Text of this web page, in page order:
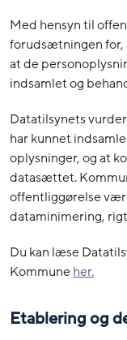
Med hensyn til
forudsætningen
at de
indsamlet og
Datatilsynets
har kunnet
oplysninger, og at
datasættet.
offentliggørelse
dataminimering,
Du kan læse
Kommuneher.
Etablering og